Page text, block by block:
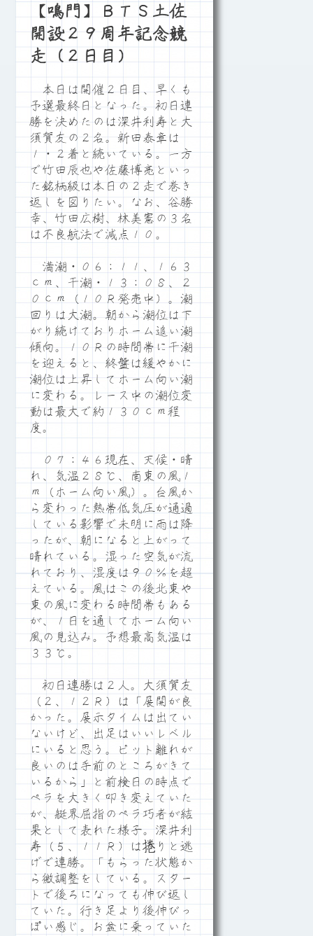
【鳴門】ＢＴＳ土佐
開設２９周年記念競
走（２日目）
本日は開催２日目、早くも
予選最終日となった。初日連
勝を決めたのは深井利寿と大
須賀友の２名。新田泰章は
１・２着と続いている。一方
で竹田辰也や佐藤博亮といっ
た銘柄級は本日の２走で巻き
返しを図りたい。なお、谷勝
幸、竹田広樹、林美憲の３名
は不良航法で減点１０。
満潮・０６：１１、１６３
ｃｍ、干潮・１３：０８、２
０ｃｍ（１０Ｒ発売中）。潮
回りは大潮。朝から潮位は下
がり続けておりホーム追い潮
傾向。１０Ｒの時間帯に干潮
を迎えると、終盤は緩やかに
潮位は上昇してホーム向い潮
に変わる。レース中の潮位変
動は最大で約１３０ｃｍ程
度。
０７：４６現在、天候・晴
れ、気温２８℃、南東の風１
ｍ（ホーム向い風）。台風か
ら変わった熱帯低気圧が通過
している影響で未明に雨は降
ったが、朝になると上がって
晴れている。湿った空気が流
れており、湿度は９０％を超
えている。風はこの後北東や
東の風に変わる時間帯もある
が、１日を通してホーム向い
風の見込み。予想最高気温は
３３℃。
初日連勝は２人。大須賀友
（２、１２Ｒ）は「展開が良
かった。展示タイムは出てい
ないけど、出足はいいレベル
にいると思う。ピット離れが
良いのは手前のところがきて
いるから」と前検日の時点で
ペラを大きく叩き変えていた
が、艇界屈指のペラ巧者が結
果として表れた様子。深井利
寿（５、１１Ｒ）は捲りと逃
げで連勝。「もらった状態か
ら微調整をしている。スター
トで後ろになっても伸び返し
ていた。行き足より後伸びっ
ぽい感じ。お盆に乗っていた